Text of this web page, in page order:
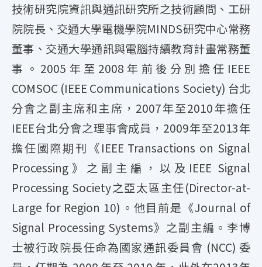
技術研究院資訊與通訊研究所之技術顧問、工研
院院長、交通大學電機學院MINDS研究中心常務
董事、交通大學通訊與電腦持續教育計畫常務董
事。2005年至2008年前後分別擔任IEEE
COMSOC (IEEE Communications Society) 台北
分會之副主席和主席，2007年至2010年擔任
IEEE台北分會之理事會成員，2009年至2013年
擔任國際期刊《IEEE Transactions on Signal
Processing》之副主編，以及IEEE Signal
Processing Society之亞太區主任(Director-at-
Large for Region 10)。他目前是《Journal of
Signal Processing Systems》之副主編。李博
士被行政院長任命為國家通訊委員會 (NCC) 委